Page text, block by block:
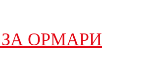
ОРМАРИ